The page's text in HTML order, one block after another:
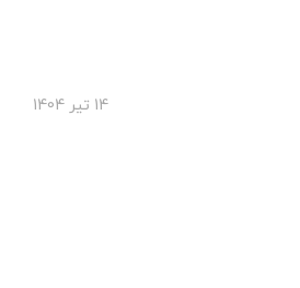
14 تير 1404